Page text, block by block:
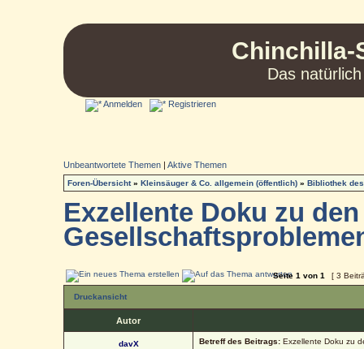
Chinchilla-
Das
Anmelden Registrieren
Unbeantwortete Themen |Aktive Themen
Foren-Übersicht»Kleinsäuger & Co. allgemein (öffentlich) »Bibliothek
Exzellente Doku zu
Seite1 von1 [ 3
Druckansicht
Autor
davX Betreff des Beitrags: Exzellente Doku zu